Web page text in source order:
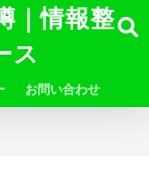
｜情報整
ス
お問い合わせ